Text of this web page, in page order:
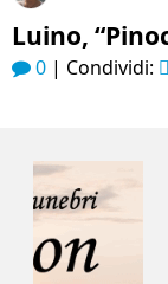
Luino,
0 | Condividi: